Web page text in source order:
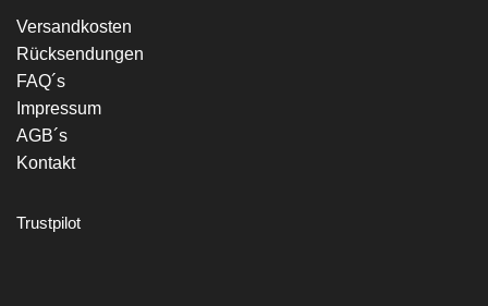
Versandkosten
Rücksendungen
FAQ´s
Impressum
AGB´s
Kontakt
Trustpilot